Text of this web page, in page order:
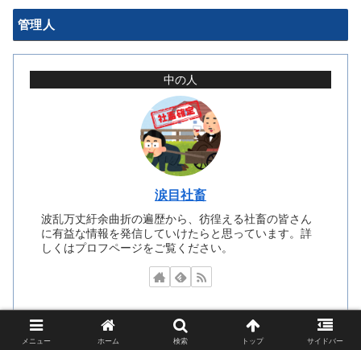
管理人
中の人
涙目社畜
波乱万丈紆余曲折の遍歴から、彷徨える社畜の皆さん
に有益な情報を発信していけたらと思っています。詳
しくはプロフページをご覧ください。
メニュー ホーム 検索 トップ サイドバー